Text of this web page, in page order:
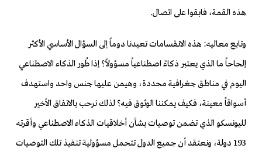
هذه القمة، فابقوا على اتصال.
وتابع معاليه: هذه الانقسامات تعيدنا دوماً إلى السؤال الأساسي الأكثر
إلحاحاً ما الذي يعتبر ذكاءً اصطناعياً مسؤولاً؟ إذا طُور الذكاء الاصطناعي
اليوم في مناطق جغرافية محددة، وهيمن عليها جنس واحد واستهدف
أسواقاً معينة، فكيف يمكننا الوثوق فيه؟ لذلك نرحب بالاتفاق الأخير
لليونسكو الذي تضمن توصيات بشأن أخلاقيات الذكاء الاصطناعي وأقرته
193 دولة، ونعتقد أن جميع الدول تتحمل مسؤولية تنفيذ تلك التوصيات